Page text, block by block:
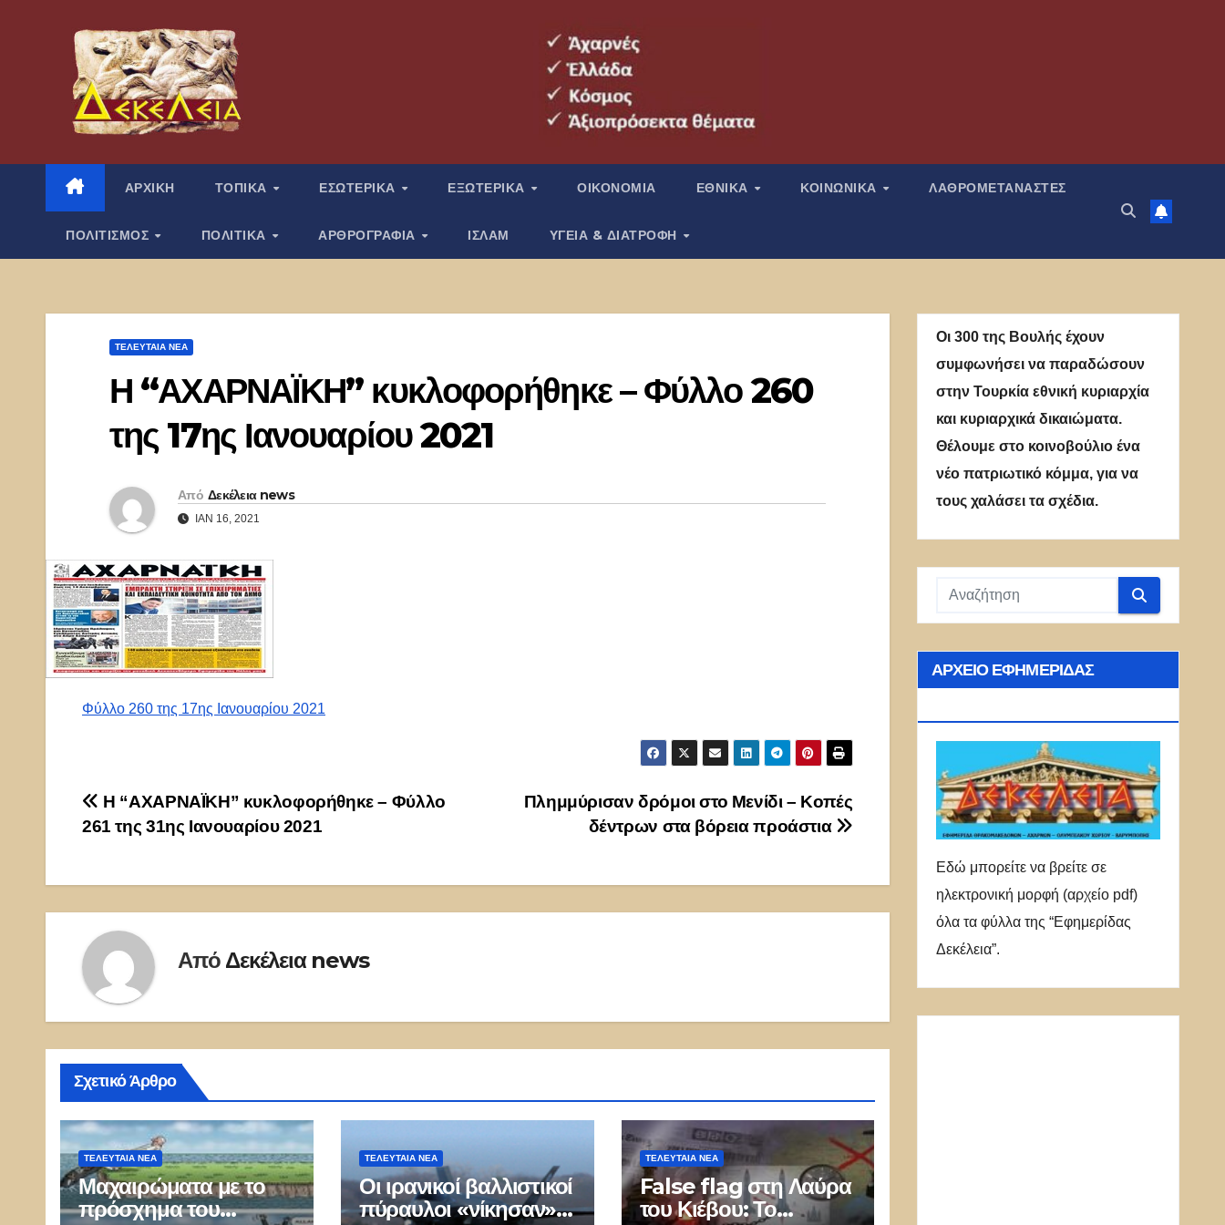
περιεχόμενο
ΑΡΧΙΚΗ ΤΟΠΙΚΑ ΕΣΩΤΕΡΙΚΑ ΕΞΩΤΕΡΙΚΑ ΟΙΚΟΝΟΜΙΑ ΕΘΝΙΚΑ ΚΟΙΝΩΝΙΚΑ ΛΑΘΡΟΜΕΤΑΝΑΣΤΕΣ
ΠΟΛΙΤΙΣΜΟΣ ΠΟΛΙΤΙΚΑ ΑΡΘΡΟΓΡΑΦΙΑ ΙΣΛΑΜ ΥΓΕΙΑ & ΔΙΑΤΡΟΦΗ
ΤΕΛΕΥΤΑΙΑ ΝΕΑ
Η “ΑΧΑΡΝΑΪΚΗ” κυκλοφορήθηκε – Φύλλο 260
της 17ης Ιανουαρίου 2021
Από Δεκέλεια news
ΙΑΝ 16, 2021
Φύλλο 260 της 17ης Ιανουαρίου 2021
Πλοήγηση
άρθρων
Πλημμύρισαν δρόμοι στο Μενίδι – Κοπές
δέντρων στα βόρεια προάστια
Η “ΑΧΑΡΝΑΪΚΗ” κυκλοφορήθηκε – Φύλλο
261 της 31ης Ιανουαρίου 2021
Από Δεκέλεια news
Σχετικό Άρθρο
ΤΕΛΕΥΤΑΙΑ ΝΕΑ
Μαχαιρώματα με το
πρόσχημα του
ΤΕΛΕΥΤΑΙΑ ΝΕΑ
Οι ιρανικοί βαλλιστικοί
πύραυλοι «νίκησαν»
ΤΕΛΕΥΤΑΙΑ ΝΕΑ
False flag στη Λαύρα
του Κιέβου: Το
Οι 300 της Βουλής έχουν
συμφωνήσει να παραδώσουν
στην Τουρκία εθνική κυριαρχία
και κυριαρχικά δικαιώματα.
Θέλουμε στο κοινοβούλιο ένα
νέο πατριωτικό κόμμα, για να
τους χαλάσει τα σχέδια.
ΑΡΧΕΊΟ ΕΦΗΜΕΡΊΔΑΣ
Εδώ μπορείτε να βρείτε σε
ηλεκτρονική μορφή (αρχείο pdf)
όλα τα φύλλα της “Εφημερίδας
Δεκέλεια”.